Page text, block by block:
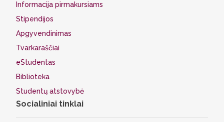
Informacija pirmakursiams
Stipendijos
Apgyvendinimas
Tvarkaraščiai
eStudentas
Biblioteka
Studentų atstovybė
Socialiniai tinklai